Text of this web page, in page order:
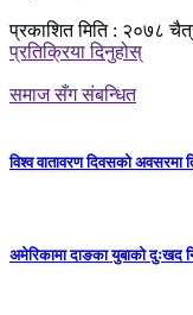
प्रकाशित मिति : २०७८
प्रतिक्रिया दिनुहोस्
समाज सँग संबन्धित
विश्व वातावरण दिवसको अवसरमा
अमेरिकामा दाङका युबाको दुःखद